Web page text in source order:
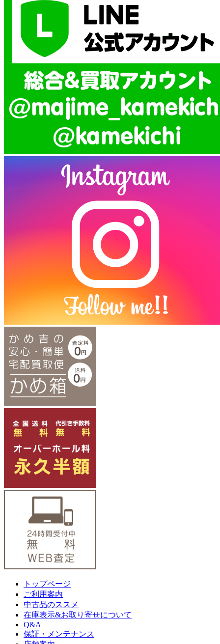
トップページ
ご利用案内
中古品のススメ
在庫表示&お取り寄せについて
Q&A
保証・メンテナンス